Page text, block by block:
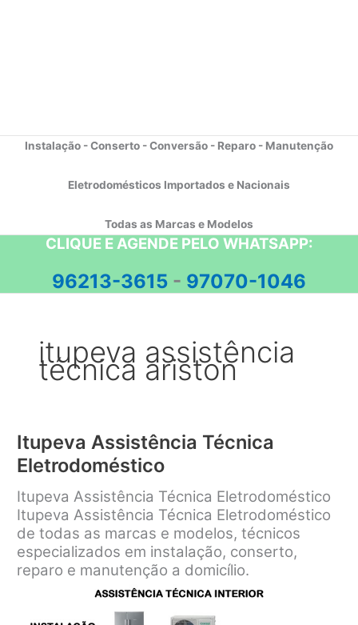
Instalação - Conserto - Conversão - Reparo - Manutenção
Eletrodomésticos Importados e Nacionais
Todas as Marcas e Modelos
CLIQUE E AGENDE PELO WHATSAPP:
96213-3615 - 97070-1046
itupeva assistência
técnica ariston
Itupeva Assistência Técnica
Eletrodoméstico
Itupeva Assistência Técnica Eletrodoméstico
Itupeva Assistência Técnica Eletrodoméstico
de todas as marcas e modelos, técnicos
especializados em instalação, conserto,
reparo e manutenção a domicílio.